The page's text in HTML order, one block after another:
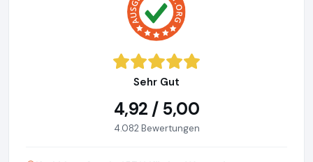
Sehr Gut
4,92 / 5,00
4.082 Bewertungen